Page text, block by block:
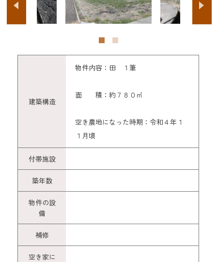
建築構造
物件内容：田 １筆
面 積：約７８０㎡
空き農地になった時期：令和４年１
１月頃
付帯施設
築年数
物件の設
備
補修
空き家に